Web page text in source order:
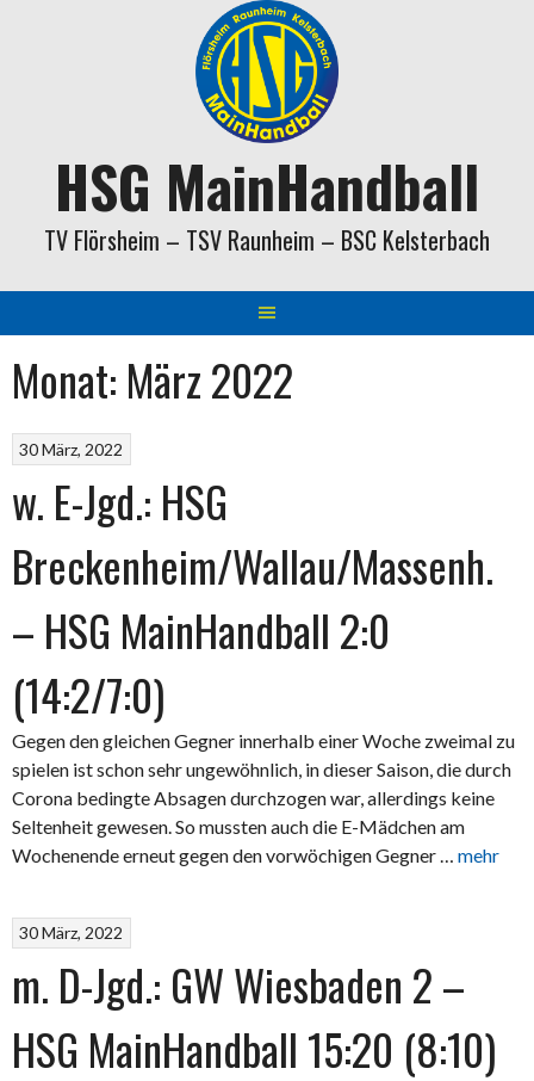
HSG MainHandball
TV Flörsheim – TSV Raunheim – BSC Kelsterbach
Monat: März 2022
30 März, 2022
w. E-Jgd.: HSG
Breckenheim/Wallau/Massenh.
– HSG MainHandball 2:0
(14:2/7:0)
Gegen den gleichen Gegner innerhalb einer Woche zweimal zu
spielen ist schon sehr ungewöhnlich, in dieser Saison, die durch
Corona bedingte Absagen durchzogen war, allerdings keine
Seltenheit gewesen. So mussten auch die E-Mädchen am
Wochenende erneut gegen den vorwöchigen Gegner … mehr
30 März, 2022
m. D-Jgd.: GW Wiesbaden 2 –
HSG MainHandball 15:20 (8:10)